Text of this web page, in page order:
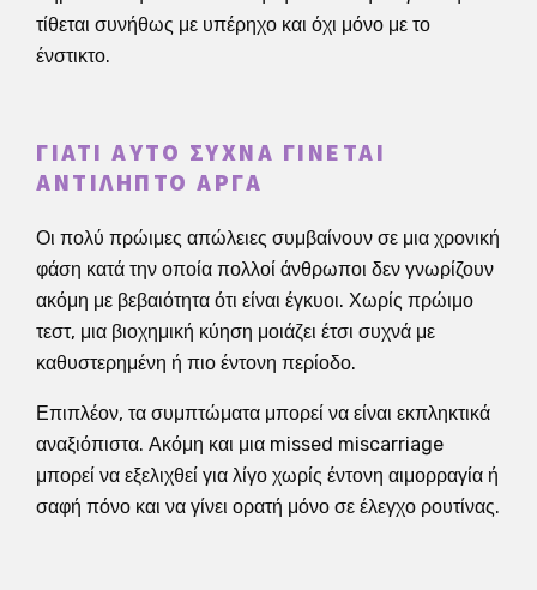
τίθεται συνήθως με υπέρηχο και όχι μόνο με το
ένστικτο.
ΓΙΑΤΊ ΑΥΤΌ ΣΥΧΝΆ ΓΊΝΕΤΑΙ
ΑΝΤΙΛΗΠΤΌ ΑΡΓΆ
Οι πολύ πρώιμες απώλειες συμβαίνουν σε μια χρονική
φάση κατά την οποία πολλοί άνθρωποι δεν γνωρίζουν
ακόμη με βεβαιότητα ότι είναι έγκυοι. Χωρίς πρώιμο
τεστ, μια βιοχημική κύηση μοιάζει έτσι συχνά με
καθυστερημένη ή πιο έντονη περίοδο.
Επιπλέον, τα συμπτώματα μπορεί να είναι εκπληκτικά
αναξιόπιστα. Ακόμη και μια missed miscarriage
μπορεί να εξελιχθεί για λίγο χωρίς έντονη αιμορραγία ή
σαφή πόνο και να γίνει ορατή μόνο σε έλεγχο ρουτίνας.